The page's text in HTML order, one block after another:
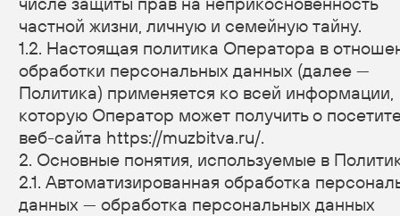
временное прекращение обработки
персональных данных (за исключением случаев,
если обработка необходима для уточнения
персональных данных).
2.3. Веб-сайт — совокупность графических
и информационных материалов, а также программ
для ЭВМ и баз данных, обеспечивающих
их доступность в сети интернет по сетевому
адресу https://muzbitva.ru/.
2.4. Информационная система персональных
данных — совокупность содержащихся в базах
данных персональных данных и обеспечивающих
их обработку информационных технологий
и технических средств.